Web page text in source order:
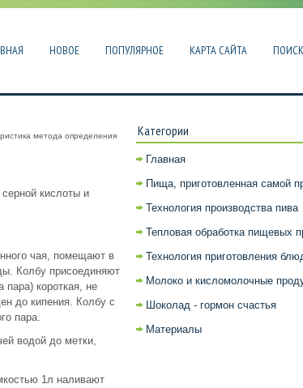
НОВОЕ ПОПУЛЯРНОЕ КАРТА САЙТА ПОИСК
метода определения
кислоты и
чая, помещают в
Колбу присоединяют
короткая, не
до кипения. Колбу с
пара.
водой до метки,
1л наливают
Категории
Главная
Пища, приготовленная самой
Технология производства пива
Тепловая обработка пищевых
Технология приготовления
Молоко и кисломолочные
Шоколад - гормон счастья
Материалы